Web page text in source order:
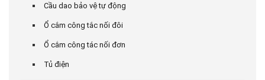
Cầu dao bảo vệ tự động
Ổ cắm công tắc nối đôi
Ổ cắm công tác nối đơn
Tủ điện